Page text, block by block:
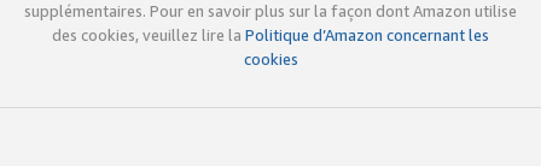
supplémentaires. Pour en savoir plus sur la façon dont Amazon utilise
des cookies, veuillez lire la Politique d’Amazon concernant les
cookies